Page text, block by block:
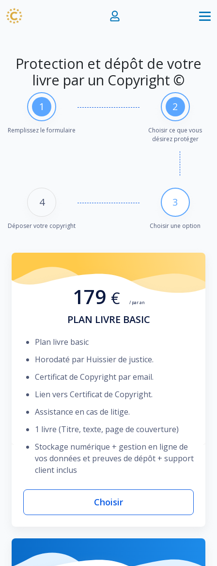
Protection et dépôt de votre
livre par un Copyright ©
1
Remplissez le formulaire
2
Choisir ce que vous
désirez protéger
3
Choisir une option
4
Déposer votre copyright
179 € / par an
PLAN LIVRE BASIC
Plan livre basic
Horodaté par Huissier de justice.
Certificat de Copyright par email.
Lien vers Certificat de Copyright.
Assistance en cas de litige.
1 livre (Titre, texte, page de couverture)
Stockage numérique + gestion en ligne de
vos données et preuves de dépôt + support
client inclus
Choisir